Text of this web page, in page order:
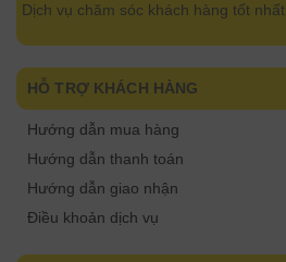
Dịch vụ chăm sóc khách hàng tốt nhất.
HỖ TRỢ KHÁCH HÀNG
Hướng dẫn mua hàng
Hướng dẫn thanh toán
Hướng dẫn giao nhận
Điều khoản dịch vụ